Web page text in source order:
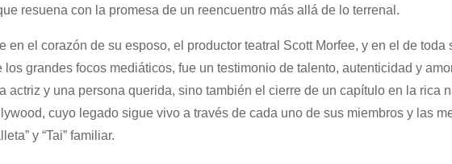
resuena con la promesa de un reencuentro más allá de lo terrenal.
el corazón de su esposo, el productor teatral Scott Morfee, y en el de toda
grandes focos mediáticos, fue un testimonio de talento, autenticidad y
actriz y una persona querida, sino también el cierre de un capítulo en la rica
cuyo legado sigue vivo a través de cada uno de sus miembros y las
y “Tai” familiar.